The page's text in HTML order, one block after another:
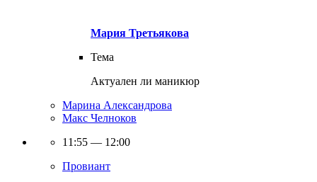
Мария Третьякова
Тема
Актуален ли маникюр
Марина Александрова
Макс Челноков
11:55 — 12:00
Провиант